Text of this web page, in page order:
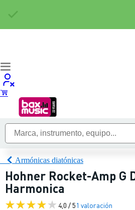
Armónicas diatónicas
Hohner Rocket-Amp G
Harmonica
4,0 / 51 valoración